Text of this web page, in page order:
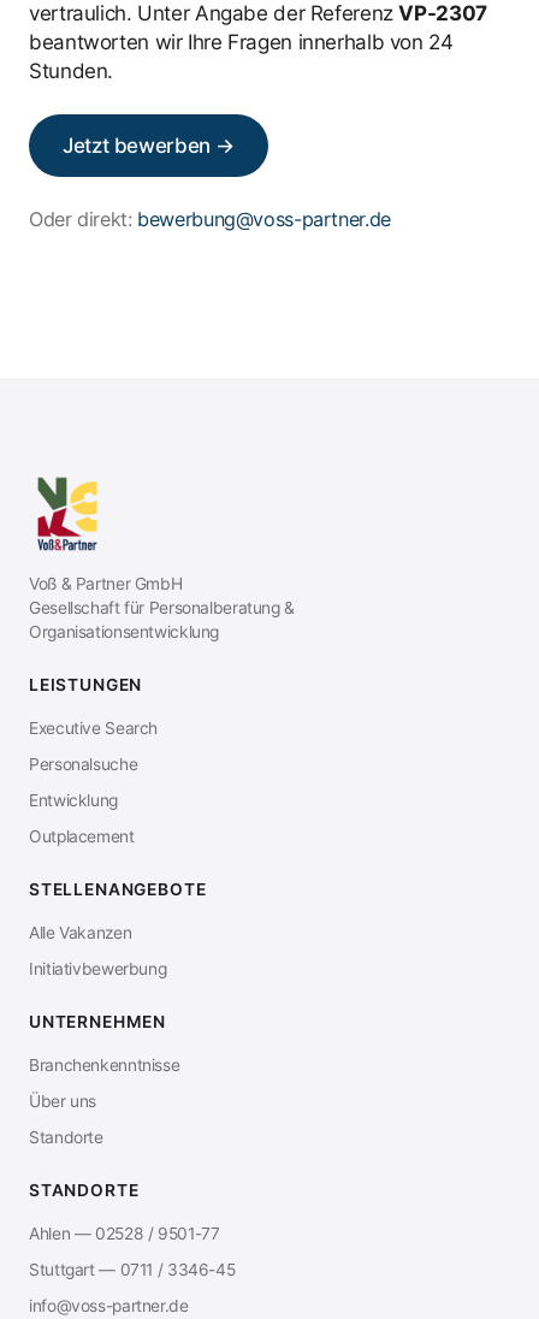
vertraulich. Unter Angabe der ReferenzVP-2307
beantworten wir Ihre Fragen innerhalb von 24
Stunden.
Jetzt bewerben →
Oder direkt: bewerbung@voss-partner.de
Voß & Partner GmbH
Gesellschaft für Personalberatung &
Organisationsentwicklung
LEISTUNGEN
Executive Search
Personalsuche
Entwicklung
Outplacement
STELLENANGEBOTE
Alle Vakanzen
Initiativbewerbung
UNTERNEHMEN
Branchenkenntnisse
Über uns
Standorte
STANDORTE
Ahlen — 02528 / 9501-77
Stuttgart — 0711 / 3346-45
info@voss-partner.de